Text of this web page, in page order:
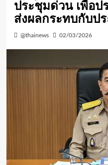
ประชุมด่วน เพื่อป
ส่งผลกระทบกับปร
@thainews 02/03/2026